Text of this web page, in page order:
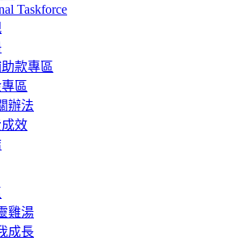
Taskforce
款專區
區
辦法
效
雞湯
成長